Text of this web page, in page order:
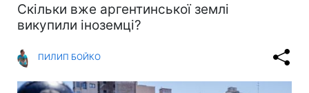
Скільки вже аргентинської землі
викупили іноземці?
ПИЛИП БОЙКО